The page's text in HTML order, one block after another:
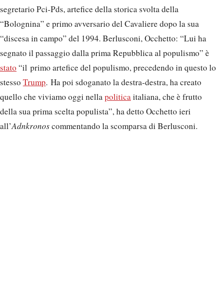
segretario Pci-Pds, artefice della storica svolta della
“Bolognina” e primo avversario del Cavaliere dopo la sua
“discesa in campo” del 1994. Berlusconi, Occhetto: “Lui ha
segnato il passaggio dalla prima Repubblica al populismo” è
stato “il primo artefice del populismo, precedendo in questo lo
stesso Trump. Ha poi sdoganato la destra-destra, ha creato
quello che viviamo oggi nellapoliticaitaliana, che è frutto
della sua prima scelta populista”, ha detto Occhetto ieri
all’Adnkronoscommentando la scomparsa di Berlusconi.